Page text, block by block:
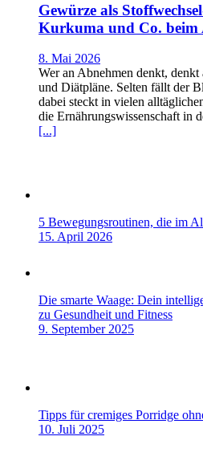
Gewürze als
Kurkuma und Co. beim
8. Mai 2026
Wer an Abnehmen denkt,
und Diätpläne. Selten fällt der
dabei steckt in vielen
die Ernährungswissenschaft in
[...]
5 Bewegungsroutinen, die im
15. April 2026
Die smarte Waage: Dein
zu Gesundheit und Fitness
9. September 2025
Tipps für cremiges Porridge
10. Juli 2025